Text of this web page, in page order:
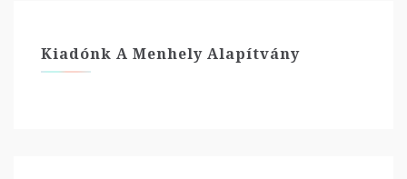
Kiadónk A Menhely Alapítvány